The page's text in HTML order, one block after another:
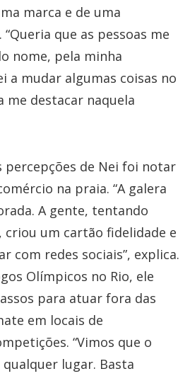
marca e de uma
que as pessoas me
nome, pela minha
a mudar algumas coisas no
me destacar naquela
percepções de Nei foi notar
na praia. “A galera
A gente, tentando
criou um cartão fidelidade e
com redes sociais”, explica.
Olímpicos no Rio, ele
para atuar fora das
em locais de
“Vimos que o
lugar. Basta